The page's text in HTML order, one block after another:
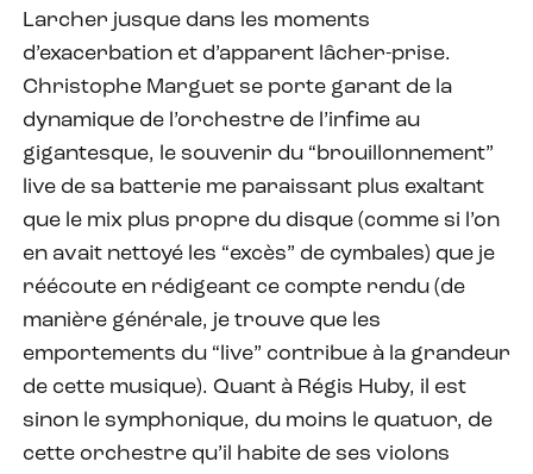
Larcher jusque dans les moments
d’exacerbation et d’apparent lâcher-prise.
Christophe Marguet se porte garant de la
dynamique de l’orchestre de l’infime au
gigantesque, le souvenir du “brouillonnement”
live de sa batterie me paraissant plus exaltant
que le mix plus propre du disque (comme si l’on
en avait nettoyé les “excès” de cymbales) que je
réécoute en rédigeant ce compte rendu (de
manière générale, je trouve que les
emportements du “live” contribue à la grandeur
de cette musique). Quant à Régis Huby, il est
sinon le symphonique, du moins le quatuor, de
cette orchestre qu’il habite de ses violons